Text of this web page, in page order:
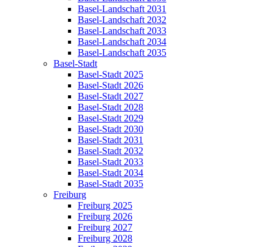
Basel-Landschaft 2031
Basel-Landschaft 2032
Basel-Landschaft 2033
Basel-Landschaft 2034
Basel-Landschaft 2035
Basel-Stadt
Basel-Stadt 2025
Basel-Stadt 2026
Basel-Stadt 2027
Basel-Stadt 2028
Basel-Stadt 2029
Basel-Stadt 2030
Basel-Stadt 2031
Basel-Stadt 2032
Basel-Stadt 2033
Basel-Stadt 2034
Basel-Stadt 2035
Freiburg
Freiburg 2025
Freiburg 2026
Freiburg 2027
Freiburg 2028